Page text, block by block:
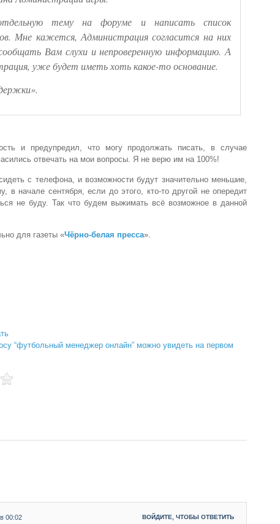
тему на форуме и написать список
Мне кажется, Администрация согласится на них
Вам слухи и непроверенную информацию. А
уже будет иметь хоть какое-то основание.
и предупредил, что могу продолжать писать, в случае
отвечать на мои вопросы. Я не верю им на 100%!
с телефона, и возможности будут значительно меньшие,
в начале сентября, если до этого, кто-то другой не опередит
не буду. Так что будем выжимать всё возможное в данной
для газеты «Чёрно-белая пресса».
“футбольный менеджер онлайн” можно увидеть на первом
00:02 ВОЙДИТЕ, ЧТОБЫ ОТВЕТИТЬ